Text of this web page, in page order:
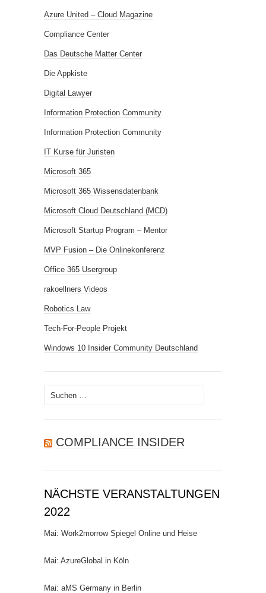
Azure United – Cloud Magazine
Compliance Center
Das Deutsche Matter Center
Die Appkiste
Digital Lawyer
Information Protection Community
Information Protection Community
IT Kurse für Juristen
Microsoft 365
Microsoft 365 Wissensdatenbank
Microsoft Cloud Deutschland (MCD)
Microsoft Startup Program – Mentor
MVP Fusion – Die Onlinekonferenz
Office 365 Usergroup
rakoellners Videos
Robotics Law
Tech-For-People Projekt
Windows 10 Insider Community Deutschland
Suchen
nach:
COMPLIANCE INSIDER
NÄCHSTE VERANSTALTUNGEN
2022
Mai: Work2morrow Spiegel Online und Heise
Mai: AzureGlobal in Köln
Mai: aMS Germany in Berlin